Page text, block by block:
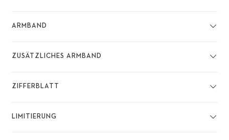
ARMBAND
ZUSÄTZLICHES ARMBAND
ZIFFERBLATT
LIMITIERUNG